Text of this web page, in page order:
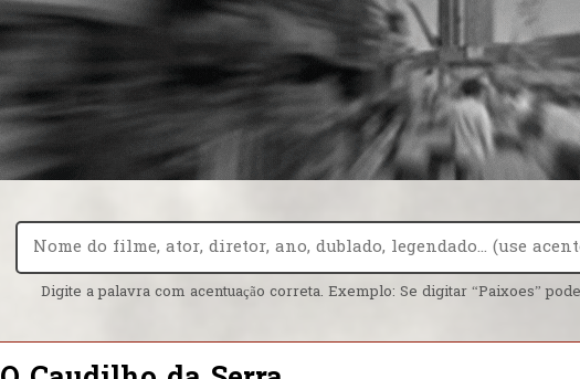
Digite a palavra com acentuação correta. Exemplo: Se digitar “Paixoes”